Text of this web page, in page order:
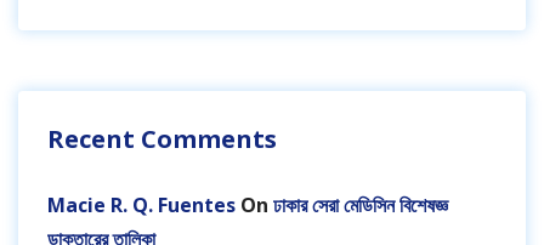
Recent Comments
Macie R. Q. Fuentes On ঢাকার সেরা মেডিসিন বিশেষজ্ঞ
ডাক্তারের তালিকা